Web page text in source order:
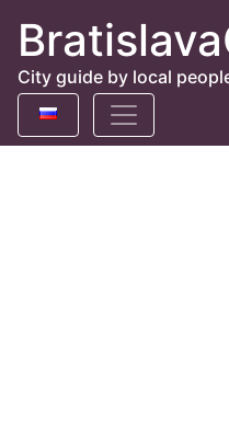
City guide by local